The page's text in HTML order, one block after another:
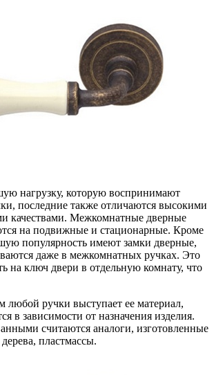
нагрузку, которую воспринимают
последние также отличаются высокими
качествами. Межкомнатные дверные
на подвижные и стационарные. Кроме
популярность имеют замки дверные,
даже в межкомнатных ручках. Это
на ключ двери в отдельную комнату, что
любой ручки выступает ее материал,
в зависимости от назначения изделия.
считаются аналоги, изготовленные
пластмассы.